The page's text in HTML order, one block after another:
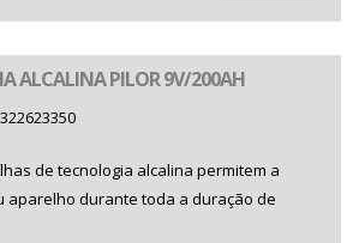
ALCALINA PILOR 9V/200AH
322623350
de tecnologia alcalina permitem a
aparelho durante toda a duração de